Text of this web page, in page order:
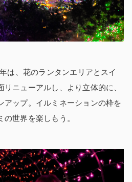
は、花のランタンエリアとスイ
ニューアルし、より立体的に、
アップ。イルミネーションの枠を
世界を楽しもう。